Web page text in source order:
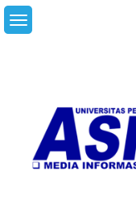
Skip
to